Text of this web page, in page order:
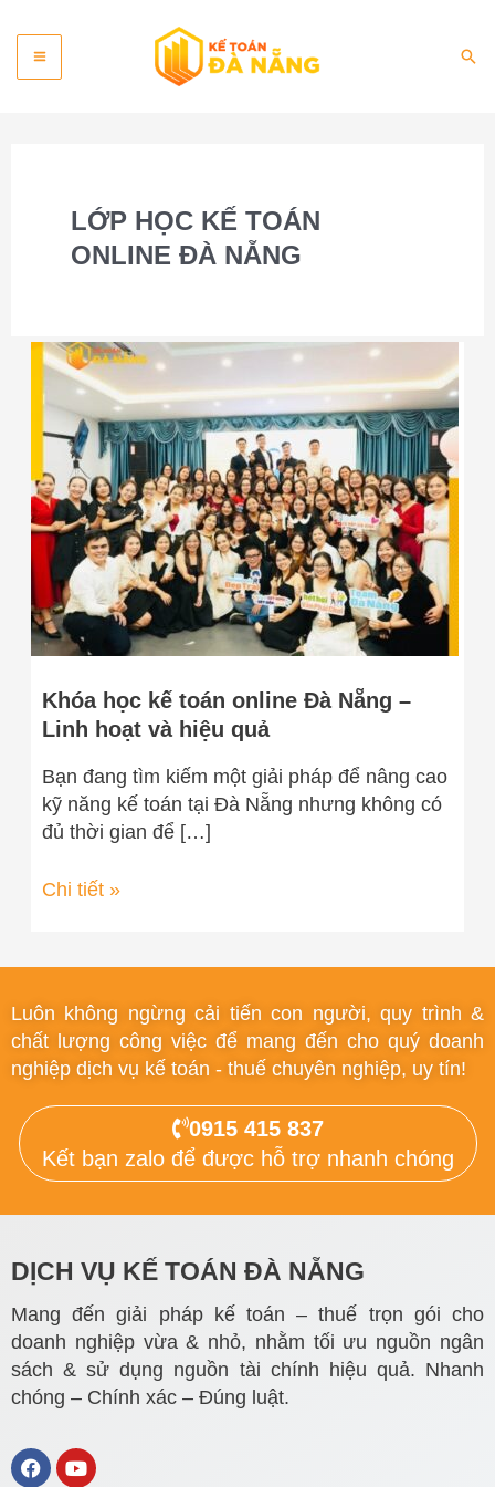
content
Main
Menu
LỚP HỌC KẾ TOÁN
ONLINE ĐÀ NẴNG
Khóa học kế toán online Đà Nẵng –
Linh hoạt và hiệu quả
Bạn đang tìm kiếm một giải pháp để nâng cao
kỹ năng kế toán tại Đà Nẵng nhưng không có
đủ thời gian để […]
Khóa
học
kế
toán
online
Đà
Nẵng
–
Linh
hoạt
và
hiệu
quả
Chi tiết »
Luôn không ngừng cải tiến con người, quy trình &
chất lượng công việc để mang đến cho quý doanh
nghiệp dịch vụ kế toán - thuế chuyên nghiệp, uy tín!
0915 415 837
Kết bạn zalo để được hỗ trợ nhanh chóng
DỊCH VỤ KẾ TOÁN ĐÀ NẴNG
Mang đến giải pháp kế toán – thuế trọn gói cho
doanh nghiệp vừa & nhỏ, nhằm tối ưu nguồn ngân
sách & sử dụng nguồn tài chính hiệu quả. Nhanh
chóng – Chính xác – Đúng luật.
F
a
Y
o